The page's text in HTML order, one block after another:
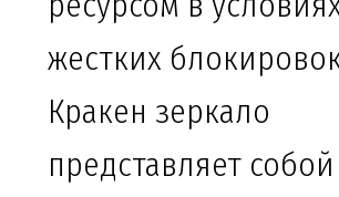
жестких
Кракен зеркало
представляет